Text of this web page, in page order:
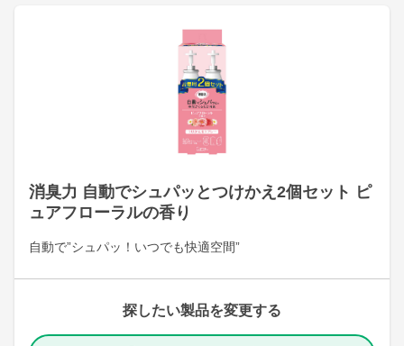
消臭力 自動でシュパッとつけかえ2個セット ピ
ュアフローラルの香り
自動で”シュパッ！いつでも快適空間”
探したい製品を変更する